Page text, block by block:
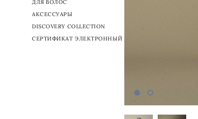
ДЛЯ ВОЛОС
АКСЕССУАРЫ
DISCOVERY COLLECTION
СЕРТИФИКАТ ЭЛЕКТРОННЫЙ